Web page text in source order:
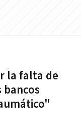
la falta de